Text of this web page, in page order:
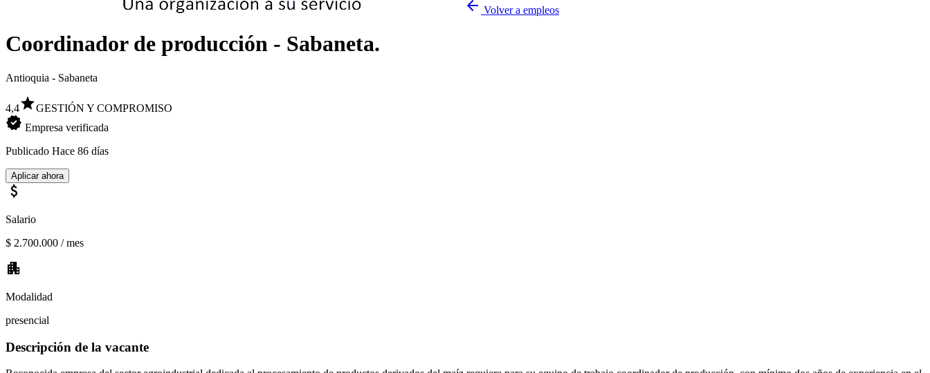
arrow_back Volver a empleos
Coordinador de producción - Sabaneta.
Antioquia - Sabaneta
4,4starGESTIÓN Y COMPROMISO
verified Empresa verificada
Publicado Hace 86 días
Aplicar ahora
attach_money
Salario
$ 2.700.000 / mes
apartment
Modalidad
presencial
Descripción de la vacante